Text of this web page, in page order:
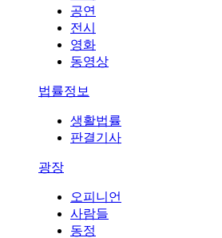
공연
전시
영화
동영상
법률정보
생활법률
판결기사
광장
오피니언
사람들
동정